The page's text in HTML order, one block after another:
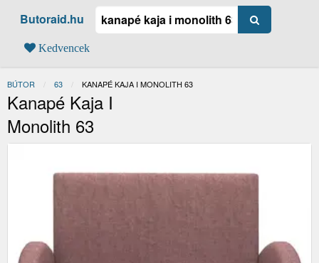
Butoraid.hu
Kedvencek
BÚTOR 63 JELENLEGI:
KANAPÉ KAJA I MONOLITH 63
Kanapé Kaja I
Monolith 63